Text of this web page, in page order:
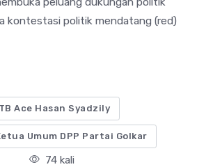
kontestasi politik mendatang (red)
TB Ace Hasan Syadzily
Umum DPP Partai Golkar
74 kali